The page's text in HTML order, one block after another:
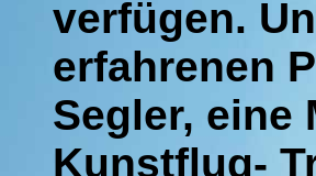
verfügen.
erfahrenen
Segler, eine
Kunstflug-